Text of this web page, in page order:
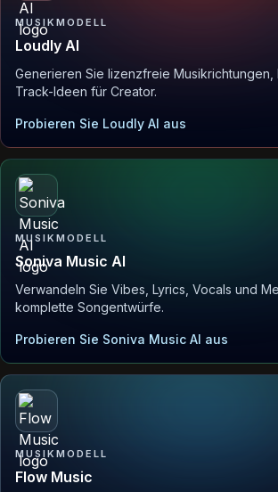
MUSIKMODELL
Loudly AI
Generieren Sie lizenzfreie Musikrichtungen,
Track-Ideen für Creator.
Probieren Sie Loudly AI aus
MUSIKMODELL
Soniva Music AI
Verwandeln Sie Vibes, Lyrics, Vocals und
komplette Songentwürfe.
Probieren Sie Soniva Music AI aus
MUSIKMODELL
Flow Music